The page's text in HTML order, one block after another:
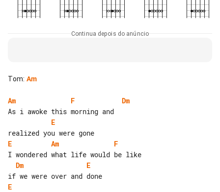
Continua depois do anúncio
Tom: Am
Am F
Dm
E
E
Am
F
Dm
E
E